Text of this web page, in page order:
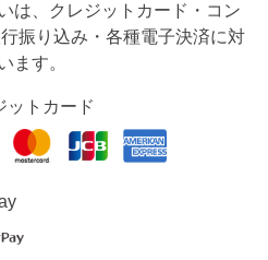
は、クレジットカード・コン
行振り込み・各種電子決済に対
ます。
ットカード